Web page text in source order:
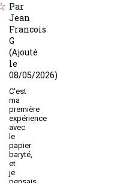
Par
Jean
Francois
G
(Ajouté
le
08/05/2026)
C'est
ma
première
expérience
avec
le
papier
baryté,
et
je